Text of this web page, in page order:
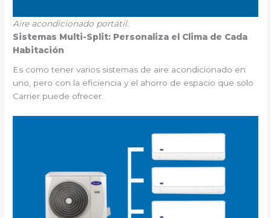
Aire acondicionado portátil.
Sistemas Multi-Split: Personaliza el Clima de Cada
Habitación
Es como tener varios sistemas de aire acondicionado en
uno, pero con la eficiencia y el ahorro de espacio que solo
Carrier puede ofrecer.